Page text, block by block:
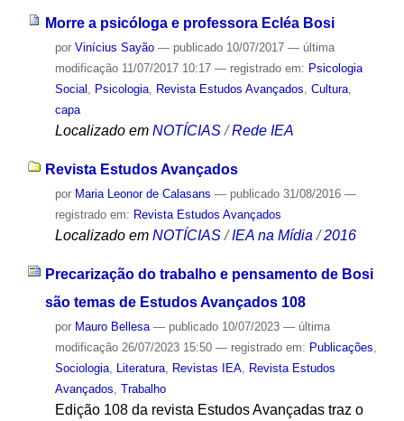
Morre a psicóloga e professora Ecléa Bosi
por Vinícius Sayão — publicado10/07/2017 — última
modificação11/07/2017 10:17 — registrado em: Psicologia
Social , Psicologia, Revista Estudos Avançados, Cultura,
capa
Localizado em NOTÍCIAS /Rede IEA
Revista Estudos Avançados
por Maria Leonor de Calasans — publicado31/08/2016 —
registrado em: Revista Estudos Avançados
Localizado em NOTÍCIAS /IEA na Mídia /2016
Precarização do trabalho e pensamento de Bosi
são temas de Estudos Avançados 108
por Mauro Bellesa — publicado10/07/2023 — última
modificação26/07/2023 15:50 — registrado em: Publicações
Sociologia, Literatura, Revistas IEA,
Revista Estudos
Avançados Trabalho
Edição 108 da revista Estudos Avançadas traz o